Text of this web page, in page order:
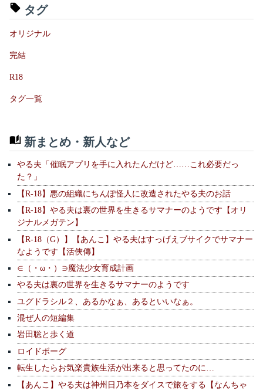
タグ
オリジナル
完結
R18
タグ一覧
新まとめ・新人など
やる夫「催眠アプリを手に入れたんだけど……これ必要だっ
た？」
【R-18】悪の組織にちんぽ怪人に改造されたやる夫のお話
【R-18】やる夫は裏の世界を生きるサマナーのようです【オリ
ジナルメガテン】
【R-18（G）】【あんこ】やる夫はすっげえブサイクでサマナー
なようです【活俠傳】
∈（・ω・）∋魔法少女育成計画
やる夫は裏の世界を生きるサマナーのようです
ユグドラシル２、あるかなぁ、あるといいなぁ。
混ぜ人の短編集
岩田聡と歩く道
ロイドボーグ
転生したらお気楽貴族生活が出来ると思ってたのに…
【あんこ】やる夫は神州日乃本をダイスで旅をする【なんちゃ